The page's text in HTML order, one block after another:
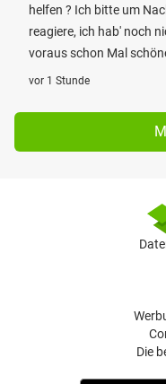
helfen ? Ich bitte um
reagiere, ich hab' noch
voraus schon Mal
vor 1 Stunde
Die